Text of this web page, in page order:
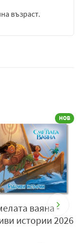
възраст.
НОВ
ваяна -
истории 2026